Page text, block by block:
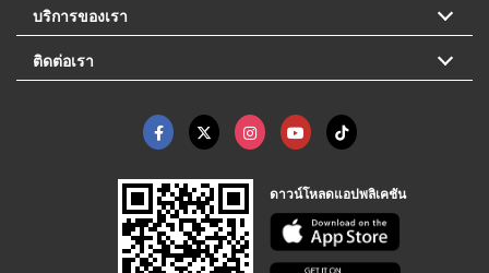
บริการของเรา
ติดต่อเรา
ดาวน์โหลดแอปพลิเคชัน